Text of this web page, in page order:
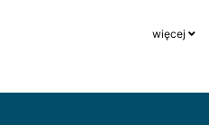
więcej